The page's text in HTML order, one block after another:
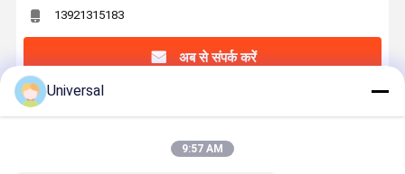
13921315183
अब से संपर्क करें
सबसे उत्तम प्रतिदान प्राप्त करें
Universal
9:57 AM